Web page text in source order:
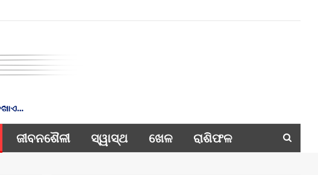
ଜୀବନଶୈଳୀ ସ୍ୱାସ୍ଥ ଖେଳ ରାଶିଫଳ